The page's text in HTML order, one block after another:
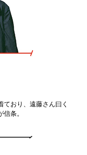
ており、遠藤さん曰く
条。